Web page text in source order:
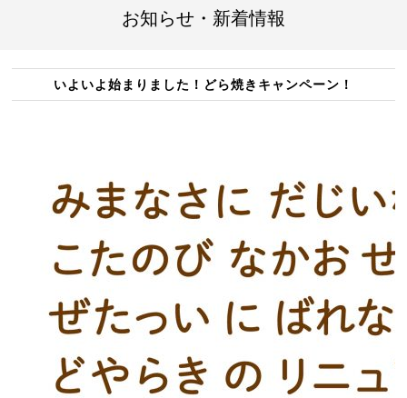
お知らせ・新着情報
いよいよ始まりました！どら焼きキャンペーン！